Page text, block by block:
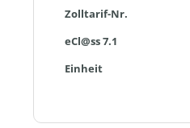
Zolltarif-Nr.
eCl@ss 7.1
Einheit